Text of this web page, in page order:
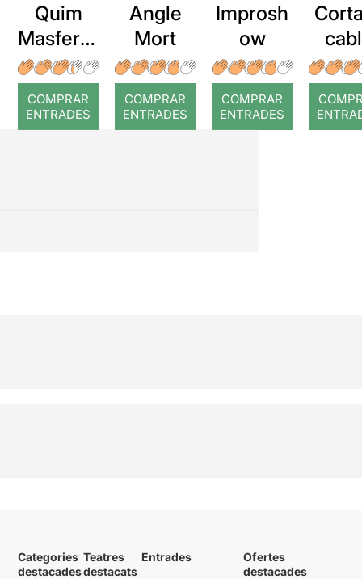
Quim
Masferre
r: Temps
COMPRAR
ENTRADES
Angle
Mort
COMPRAR
ENTRADES
Improsh
ow
COMPRAR
ENTRADES
Categories
destacades
Teatres
destacats
Entrades
Ofertes
destacades